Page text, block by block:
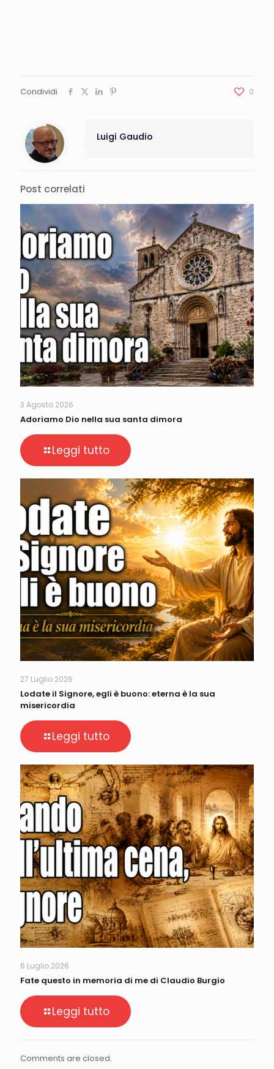
Condividi 0
Luigi Gaudio
Post correlati
3 Agosto 2026
Adoriamo Dio nella sua santa dimora
Leggi tutto
27 Luglio 2026
Lodate il Signore, egli è buono: eterna è la sua
misericordia
Leggi tutto
6 Luglio 2026
Fate questo in memoria di me di Claudio Burgio
Leggi tutto
Comments are closed.